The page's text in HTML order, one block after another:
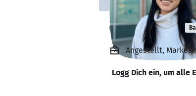
Christina Yi
Angestellt,
Logg Dich ein, um alle